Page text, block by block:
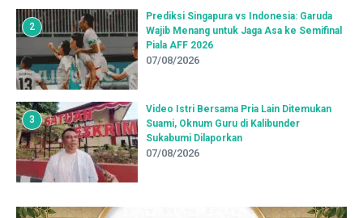
2
Prediksi Singapura vs Indonesia: Garuda
Wajib Menang untuk Jaga Asa ke Semifinal
Piala AFF 2026
07/08/2026
3
Video Istri Bersama Pria Lain Ditemukan
Suami, Oknum Guru di Kalibunder
Sukabumi Dilaporkan
07/08/2026